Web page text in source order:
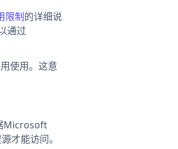
限制的详细说
通过
使用。这意
Microsoft
才能访问。